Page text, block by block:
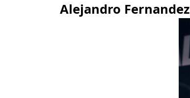
Alejandro Fernandez